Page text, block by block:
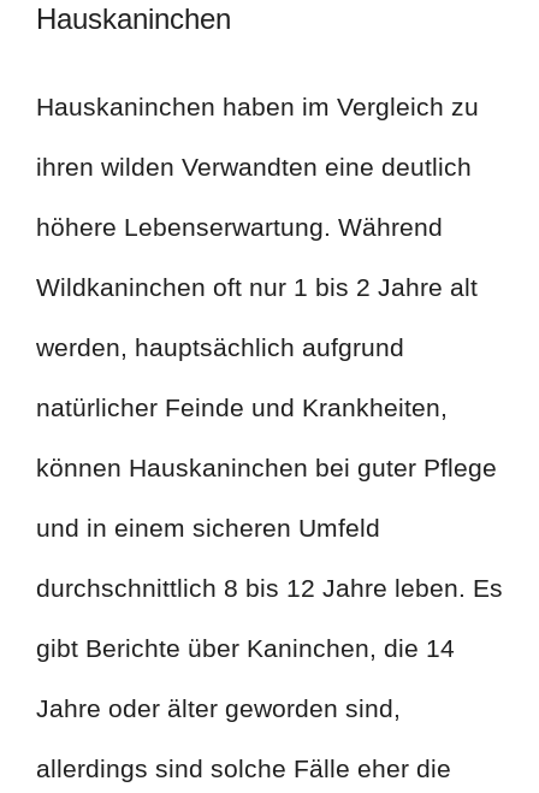
Hauskaninchen
Hauskaninchen haben im Vergleich zu
ihren wilden Verwandten eine deutlich
höhere Lebenserwartung. Während
Wildkaninchen oft nur 1 bis 2 Jahre alt
werden, hauptsächlich aufgrund
natürlicher Feinde und Krankheiten,
können Hauskaninchen bei guter Pflege
und in einem sicheren Umfeld
durchschnittlich 8 bis 12 Jahre leben. Es
gibt Berichte über Kaninchen, die 14
Jahre oder älter geworden sind,
allerdings sind solche Fälle eher die